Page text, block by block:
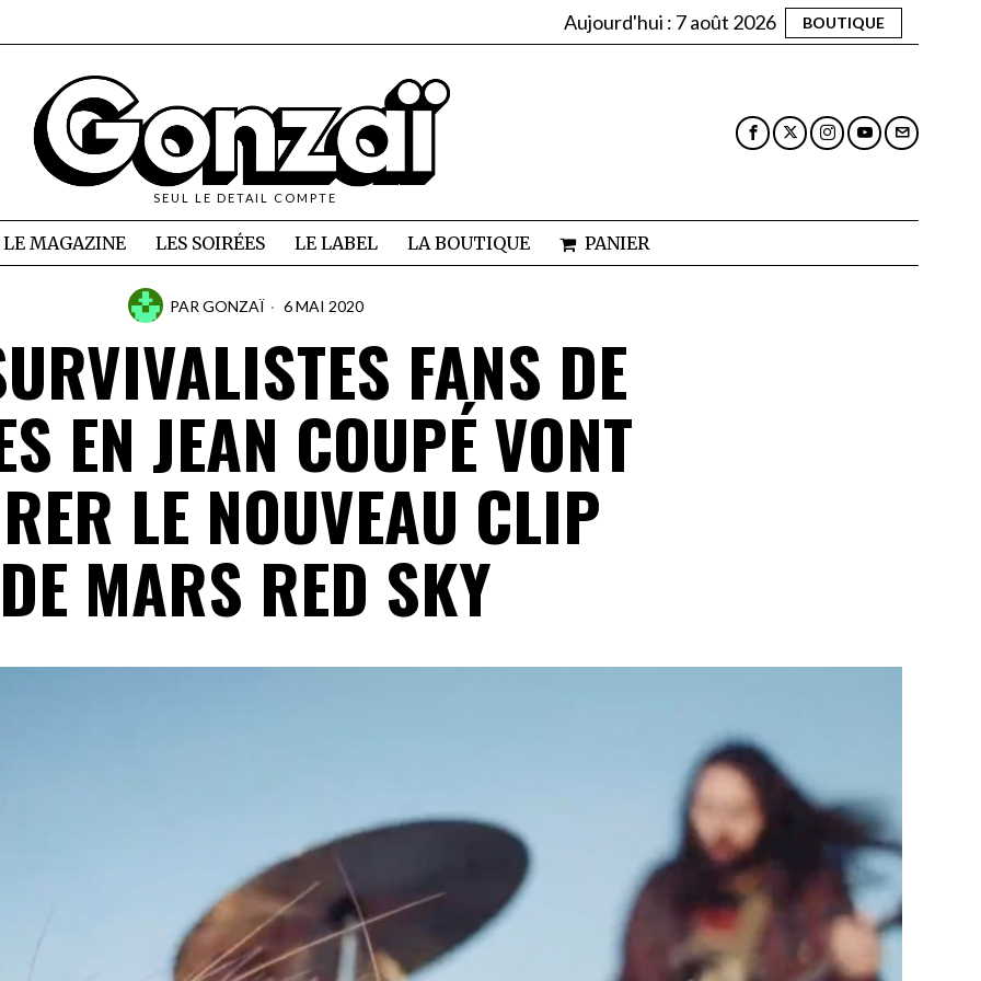
Aujourd'hui : 7 août 2026 BOUTIQUE
SEUL LE DETAIL COMPTE
LE MAGAZINE LES SOIRÉES LE LABEL LA BOUTIQUE PANIER
PAR GONZAÏ 6 MAI 2020
FANS DE
EN JEAN COUPÉ VONT
LE NOUVEAU CLIP
DE MARS RED SKY